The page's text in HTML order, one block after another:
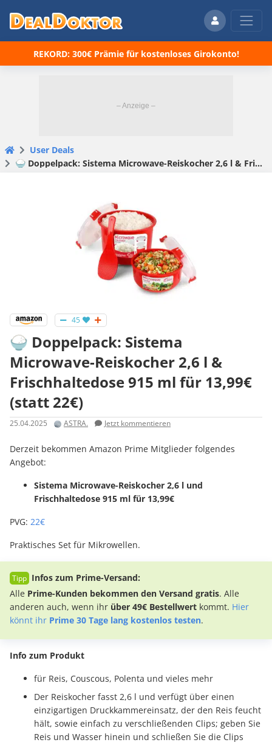
REKORD: 300€ Prämie für kostenloses Girokonto!
User Deals
🍚 Doppelpack: Sistema Microwave-Reiskocher 2,6 l & Frischhaltedose 915 ml für 13,99€(statt 22€)
45
🍚 Doppelpack: Sistema
Microwave-Reiskocher 2,6 l &
Frischhaltedose 915 ml für 13,99€
(statt 22€)
25.04.2025 ASTRA. Jetzt kommentieren
Derzeit bekommen Amazon Prime Mitglieder folgendes
Angebot:
Sistema Microwave-Reiskocher 2,6 l und
Frischhaltedose 915 ml für 13,99€
PVG: 22€
Praktisches Set für Mikrowellen.
Infos zum Prime-Versand:
Alle Prime-Kunden bekommen den Versand gratis. Alle
anderen auch, wenn ihr über 49€ Bestellwert kommt. Hier
könnt ihr Prime 30 Tage lang kostenlos testen.
Info zum Produkt
für Reis, Couscous, Polenta und vieles mehr
Der Reiskocher fasst 2,6 l und verfügt über einen
einzigartigen Druckkammereinsatz, der den Reis feucht
hält, sowie einfach zu verschließenden Clips; geben Sie
Reis und Wasser hinein und schließen Sie die Clips